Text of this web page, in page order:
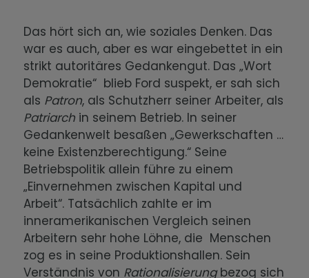
Das hört sich an, wie soziales Denken. Das
war es auch, aber es war eingebettet in ein
strikt autoritäres Gedankengut. Das „Wort
Demokratie“ blieb Ford suspekt, er sah sich
als Patron, als Schutzherr seiner Arbeiter, als
Patriarch in seinem Betrieb. In seiner
Gedankenwelt besaßen „Gewerkschaften …
keine Existenzberechtigung.“ Seine
Betriebspolitik allein führe zu einem
„Einvernehmen zwischen Kapital und
Arbeit“. Tatsächlich zahlte er im
inneramerikanischen Vergleich seinen
Arbeitern sehr hohe Löhne, die Menschen
zog es in seine Produktionshallen. Sein
Verständnis von Rationalisierungbezog sich